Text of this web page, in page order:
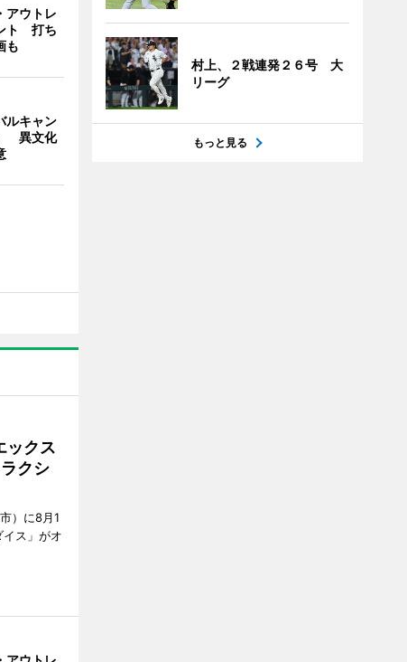
アウトレ
ト 打ち
も
ルキャン
異文化
ックス
クシ
）に8月1
ス」がオ
村上、２戦連発２６号 大
リーグ
もっと見る